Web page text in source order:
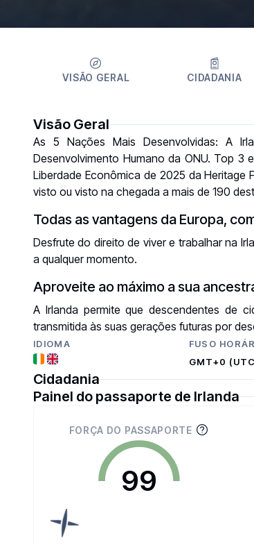
VISÃO GERAL CIDADANIA
Visão Geral
As 5 Nações Mais Desenvolvidas: A
Desenvolvimento Humano da ONU. Top 3
Liberdade Econômica de 2025 da Heritage
visto ou visto na chegada a mais de 190
Todas as vantagens da Europa,
Desfrute do direito de viver e trabalhar na
a qualquer momento.
Aproveite ao máximo a sua
A Irlanda permite que descendentes de
transmitida às suas gerações futuras por
IDIOMA
FUSO
GMT+0
Cidadania
Painel do passaporte de Irlanda
FORÇA DO PASSAPORTE
99